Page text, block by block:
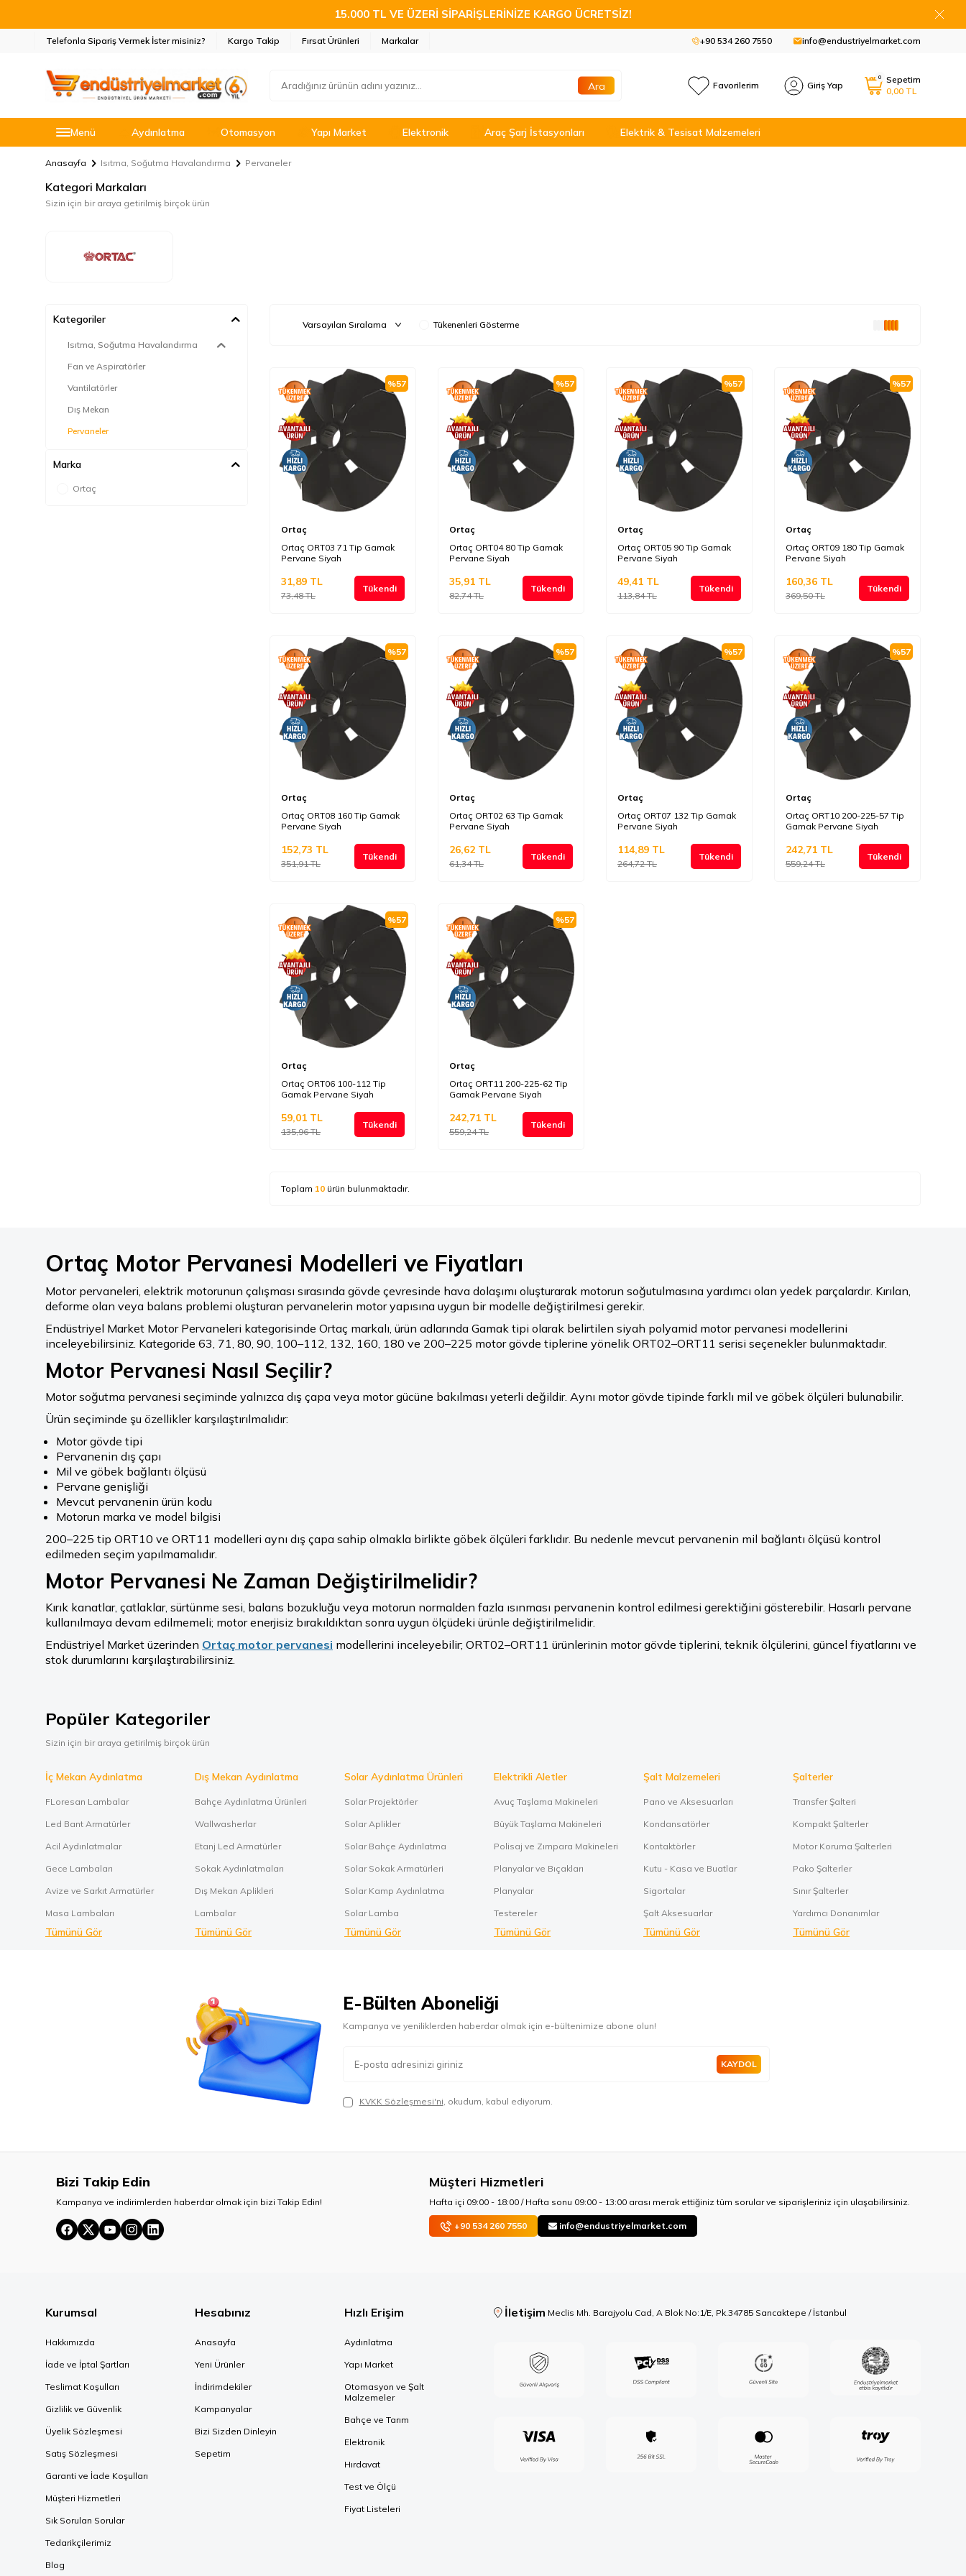
15.000 TL VE ÜZERİ SİPARİŞLERİNİZE KARGO ÜCRETSİZ!
Telefonla Sipariş Vermek İster misiniz? Kargo Takip Fırsat Ürünleri Markalar +90 534 260 7550 info@endustriyelmarket.com
Ara Favorilerim Giriş Yap
0
Sepetim
0,00 TL
Menü Aydınlatma Otomasyon Yapı Market Elektronik Araç Şarj İstasyonları Elektrik & Tesisat Malzemeleri
Anasayfa Isıtma, Soğutma Havalandırma Pervaneler
Kategori Markaları
Sizin için bir araya getirilmiş birçok ürün
Kategoriler
Isıtma, Soğutma Havalandırma
Fan ve Aspiratörler
Vantilatörler
Dış Mekan
Pervaneler
Marka
Ortaç
Tükenenleri Gösterme
%57
Ortaç
Ortaç ORT03 71 Tip Gamak
Pervane Siyah
73,48TL
31,89 TL Tükendi
%57
Ortaç
Ortaç ORT04 80 Tip Gamak
Pervane Siyah
82,74TL
35,91 TL Tükendi
%57
Ortaç
Ortaç ORT05 90 Tip Gamak
Pervane Siyah
113,84TL
49,41 TL Tükendi
%57
Ortaç
Ortaç ORT09 180 Tip Gamak
Pervane Siyah
369,50TL
160,36 TL Tükendi
%57
Ortaç
Ortaç ORT08 160 Tip Gamak
Pervane Siyah
351,91TL
152,73 TL Tükendi
%57
Ortaç
Ortaç ORT02 63 Tip Gamak
Pervane Siyah
61,34TL
26,62 TL Tükendi
%57
Ortaç
Ortaç ORT07 132 Tip Gamak
Pervane Siyah
264,72TL
114,89 TL Tükendi
%57
Ortaç
Ortaç ORT10 200-225-57 Tip
Gamak Pervane Siyah
559,24TL
242,71 TL Tükendi
%57
Ortaç
Ortaç ORT06 100-112 Tip
Gamak Pervane Siyah
135,96TL
59,01 TL Tükendi
%57
Ortaç
Ortaç ORT11 200-225-62 Tip
Gamak Pervane Siyah
559,24TL
242,71 TL Tükendi
Toplam 10 ürün bulunmaktadır.
Ortaç Motor Pervanesi Modelleri ve Fiyatları
Motor pervaneleri, elektrik motorunun çalışması sırasında gövde çevresinde hava dolaşımı oluşturarak motorun soğutulmasına yardımcı olan yedek parçalardır. Kırılan,
deforme olan veya balans problemi oluşturan pervanelerin motor yapısına uygun bir modelle değiştirilmesi gerekir.
Endüstriyel Market Motor Pervaneleri kategorisinde Ortaç markalı, ürün adlarında Gamak tipi olarak belirtilen siyah polyamid motor pervanesi modellerini
inceleyebilirsiniz. Kategoride 63, 71, 80, 90, 100–112, 132, 160, 180 ve 200–225 motor gövde tiplerine yönelik ORT02–ORT11 serisi seçenekler bulunmaktadır.
Motor Pervanesi Nasıl Seçilir?
Motor soğutma pervanesi seçiminde yalnızca dış çapa veya motor gücüne bakılması yeterli değildir. Aynı motor gövde tipinde farklı mil ve göbek ölçüleri bulunabilir.
Ürün seçiminde şu özellikler karşılaştırılmalıdır:
Motor gövde tipi
Pervanenin dış çapı
Mil ve göbek bağlantı ölçüsü
Pervane genişliği
Mevcut pervanenin ürün kodu
Motorun marka ve model bilgisi
200–225 tip ORT10 ve ORT11 modelleri aynı dış çapa sahip olmakla birlikte göbek ölçüleri farklıdır. Bu nedenle mevcut pervanenin mil bağlantı ölçüsü kontrol
edilmeden seçim yapılmamalıdır.
Motor Pervanesi Ne Zaman Değiştirilmelidir?
Kırık kanatlar, çatlaklar, sürtünme sesi, balans bozukluğu veya motorun normalden fazla ısınması pervanenin kontrol edilmesi gerektiğini gösterebilir. Hasarlı pervane
kullanılmaya devam edilmemeli; motor enerjisiz bırakıldıktan sonra uygun ölçüdeki ürünle değiştirilmelidir.
Endüstriyel Market üzerinden Ortaç motor pervanesi modellerini inceleyebilir; ORT02–ORT11 ürünlerinin motor gövde tiplerini, teknik ölçülerini, güncel fiyatlarını ve
stok durumlarını karşılaştırabilirsiniz.
Popüler Kategoriler
Sizin için bir araya getirilmiş birçok ürün
İç Mekan Aydınlatma
FLoresan Lambalar
Led Bant Armatürler
Acil Aydınlatmalar
Gece Lambaları
Avize ve Sarkıt Armatürler
Masa Lambaları
Tümünü Gör
Dış Mekan Aydınlatma
Bahçe Aydınlatma Ürünleri
Wallwasherlar
Etanj Led Armatürler
Sokak Aydınlatmaları
Dış Mekan Aplikleri
Lambalar
Tümünü Gör
Solar Aydınlatma Ürünleri
Solar Projektörler
Solar Aplikler
Solar Bahçe Aydınlatma
Solar Sokak Armatürleri
Solar Kamp Aydınlatma
Solar Lamba
Tümünü Gör
Elektrikli Aletler
Avuç Taşlama Makineleri
Büyük Taşlama Makineleri
Polisaj ve Zımpara Makineleri
Planyalar ve Bıçakları
Planyalar
Testereler
Tümünü Gör
Şalt Malzemeleri
Pano ve Aksesuarları
Kondansatörler
Kontaktörler
Kutu - Kasa ve Buatlar
Sigortalar
Şalt Aksesuarlar
Tümünü Gör
Şalterler
Transfer Şalteri
Kompakt Şalterler
Motor Koruma Şalterleri
Pako Şalterler
Sınır Şalterler
Yardımcı Donanımlar
Tümünü Gör
E-Bülten Aboneliği
Kampanya ve yeniliklerden haberdar olmak için e-bültenimize abone olun!
KAYDOL
KVKK Sözleşmesi'ni, okudum, kabul ediyorum.
Bizi Takip Edin
Kampanya ve indirimlerden haberdar olmak için bizi Takip Edin!
Müşteri Hizmetleri
Hafta içi 09:00 - 18:00 / Hafta sonu 09:00 - 13:00 arası merak ettiğiniz tüm sorular ve siparişleriniz için ulaşabilirsiniz.
+90 534 260 7550 info@endustriyelmarket.com
Kurumsal
Hakkımızda
İade ve İptal Şartları
Teslimat Koşulları
Gizlilik ve Güvenlik
Üyelik Sözleşmesi
Satış Sözleşmesi
Garanti ve İade Koşulları
Müşteri Hizmetleri
Sık Sorulan Sorular
Tedarikçilerimiz
Blog
Hesabınız
Anasayfa
Yeni Ürünler
İndirimdekiler
Kampanyalar
Bizi Sizden Dinleyin
Sepetim
Hızlı Erişim
Aydınlatma
Yapı Market
Otomasyon ve Şalt
Malzemeler
Bahçe ve Tarım
Elektronik
Hırdavat
Test ve Ölçü
Fiyat Listeleri
İletişim Meclis Mh. Barajyolu Cad, A Blok No:1/E, Pk.34785 Sancaktepe / İstanbul